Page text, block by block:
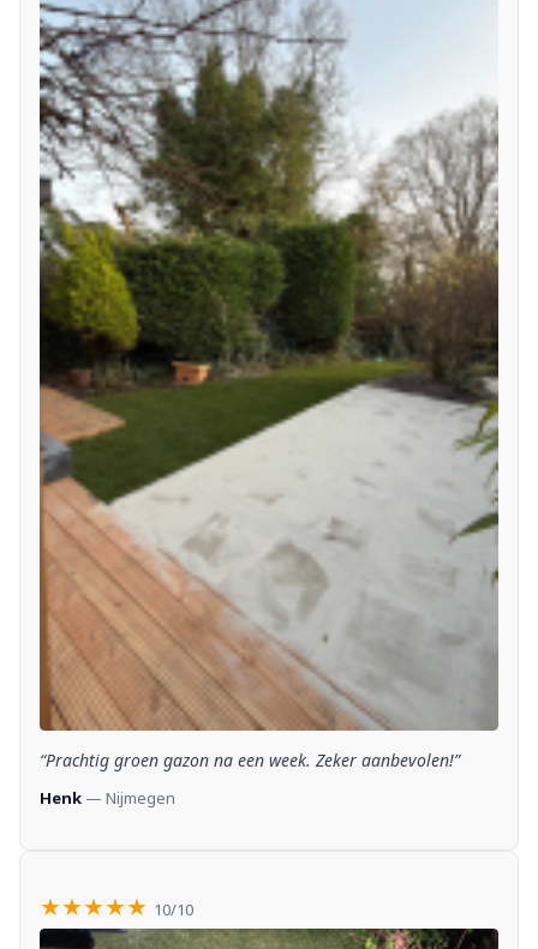
“Prachtig groen gazon na een week. Zeker aanbevolen!”
Henk — Nijmegen
★★★★★ 10/10